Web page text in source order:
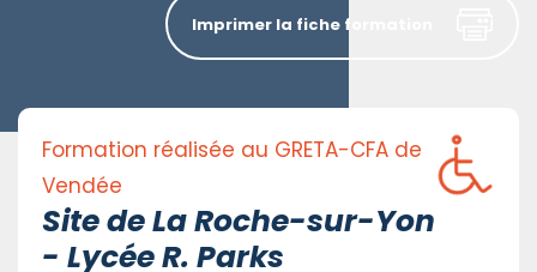
Formation réalisée au GRETA-CFA de
Vendée
Site de La Roche-sur-Yon
- Lycée R. Parks
Imprimer la fiche formation